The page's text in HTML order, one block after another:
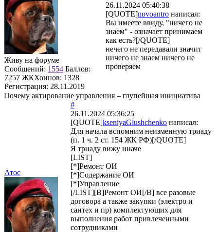
Живу на форуме
Сообщений: 1554 Баллов:
7257 ЖКХоинов: 1328
Регистрация: 28.11.2019
26.11.2024 05:40:38
[QUOTE]novoantro написал:
Вы имеете ввиду, "ничего не
знаем" - означает принимаем
как есть?[/QUOTE]
нечего не передавали значит
ничего не знаем ничего не
проверяем
Почему актирование управления – глупейшая инициатива
Атос
#
26.11.2024 05:36:25
[QUOTE]kseniyaGlushchenko написал:
Для начала вспомним неизменную триаду
(п. 1 ч. 2 ст. 154 ЖК РФ)[/QUOTE]
Я триаду вижу иначе
[LIST]
[*]Ремонт ОИ
[*]Содержание ОИ
[*]Управление
[/LIST][B]Ремонт ОИ[/B] все разовые
договора а также закупки (электро и
сантех и пр) комплектующих для
выполнения работ привлеченными
сотрудниками